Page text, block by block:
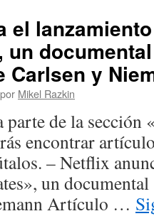
el
un
Carlsen y
por Mikel Razkin
de la sección
encontrar
– Netflix
un
Artículo …